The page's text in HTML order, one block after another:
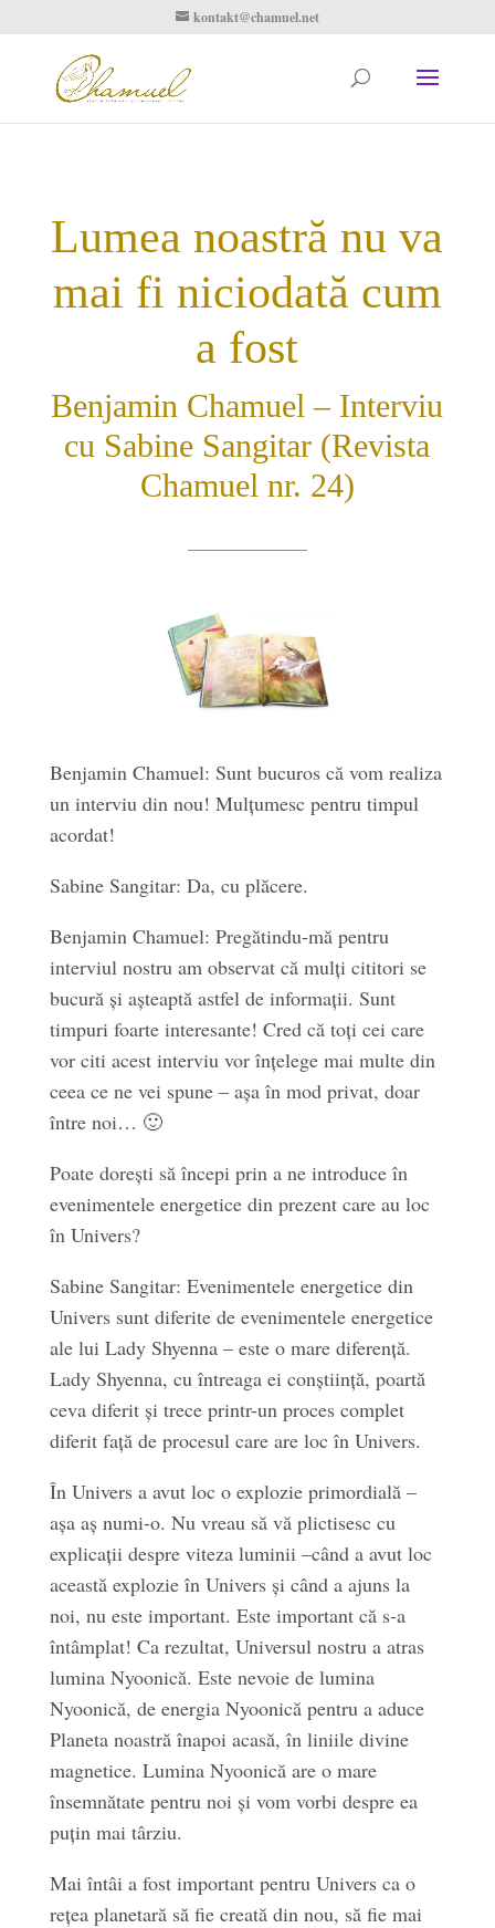
kontakt@chamuel.net
Lumea noastră nu va
mai fi niciodată cum
a fost
Benjamin Chamuel – Interviu
cu Sabine Sangitar (Revista
Chamuel nr. 24)
Benjamin Chamuel: Sunt bucuros că vom realiza
un interviu din nou! Mulțumesc pentru timpul
acordat!
Sabine Sangitar: Da, cu plăcere.
Benjamin Chamuel: Pregătindu-mă pentru
interviul nostru am observat că mulți cititori se
bucură și așteaptă astfel de informații. Sunt
timpuri foarte interesante! Cred că toți cei care
vor citi acest interviu vor înțelege mai multe din
ceea ce ne vei spune – așa în mod privat, doar
între noi… 🙂
Poate dorești să începi prin a ne introduce în
evenimentele energetice din prezent care au loc
în Univers?
Sabine Sangitar: Evenimentele energetice din
Univers sunt diferite de evenimentele energetice
ale lui Lady Shyenna – este o mare diferență.
Lady Shyenna, cu întreaga ei conștiință, poartă
ceva diferit și trece printr-un proces complet
diferit față de procesul care are loc în Univers.
În Univers a avut loc o explozie primordială –
așa aș numi-o. Nu vreau să vă plictisesc cu
explicații despre viteza luminii –când a avut loc
această explozie în Univers și când a ajuns la
noi, nu este important. Este important că s-a
întâmplat! Ca rezultat, Universul nostru a atras
lumina Nyoonică. Este nevoie de lumina
Nyoonică, de energia Nyoonică pentru a aduce
Planeta noastră înapoi acasă, în liniile divine
magnetice. Lumina Nyoonică are o mare
însemnătate pentru noi și vom vorbi despre ea
puțin mai târziu.
Mai întâi a fost important pentru Univers ca o
rețea planetară să fie creată din nou, să fie mai